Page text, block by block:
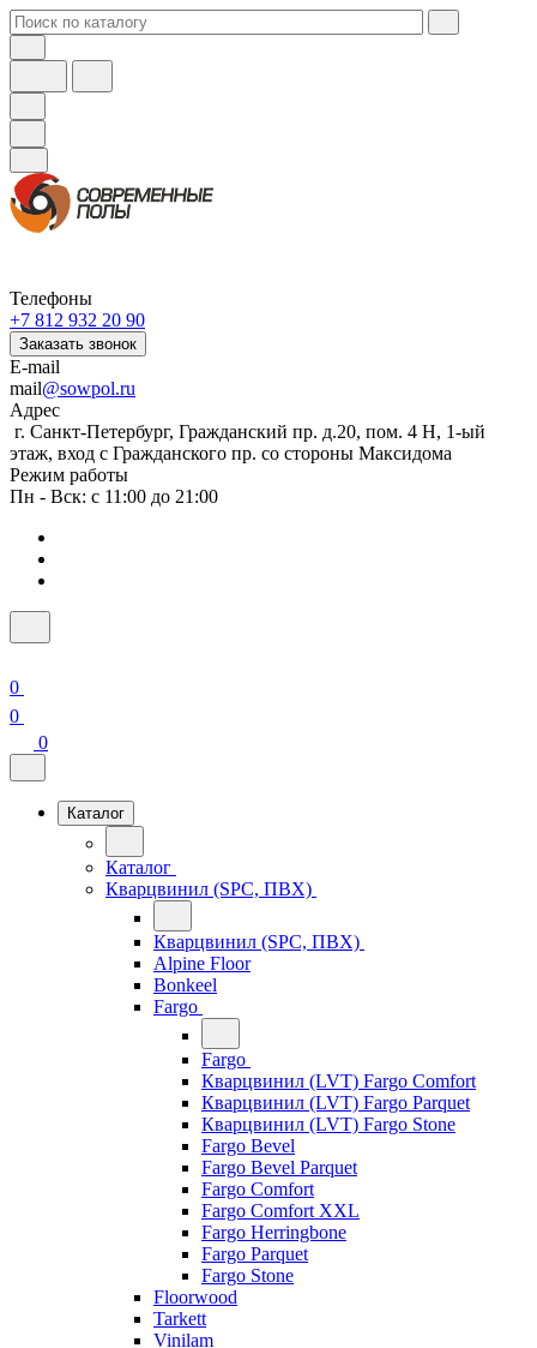
Телефоны
+7 812 932 20 90
Заказать звонок
E-mail
mail@sowpol.ru
Адрес
г. Санкт-Петербург, Гражданский пр. д.20, пом. 4 Н, 1-ый
этаж, вход с Гражданского пр. со стороны Максидома
Режим работы
Пн - Вск: с 11:00 до 21:00
0
0
0
Каталог
Каталог
Кварцвинил (SPC, ПВХ)
Кварцвинил (SPC, ПВХ)
Alpine Floor
Bonkeel
Fargo
Fargo
Кварцвинил (LVT) Fargo Comfort
Кварцвинил (LVT) Fargo Parquet
Кварцвинил (LVT) Fargo Stone
Fargo Bevel
Fargo Bevel Parquet
Fargo Comfort
Fargo Comfort XXL
Fargo Herringbone
Fargo Parquet
Fargo Stone
Floorwood
Tarkett
Vinilam